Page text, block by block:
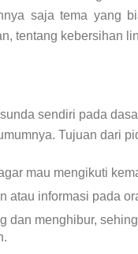
saja tema yang
tentang kebersihan
sendiri pada
Tujuan dari
mau mengikuti
atau informasi pada
dan menghibur,